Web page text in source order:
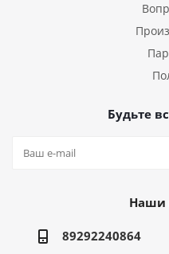
Будьте
Наши
89292240864